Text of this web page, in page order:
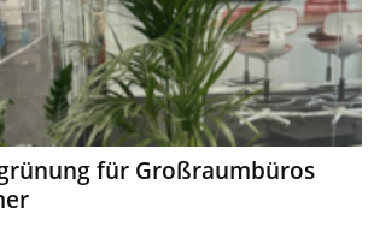
für Großraumbüros